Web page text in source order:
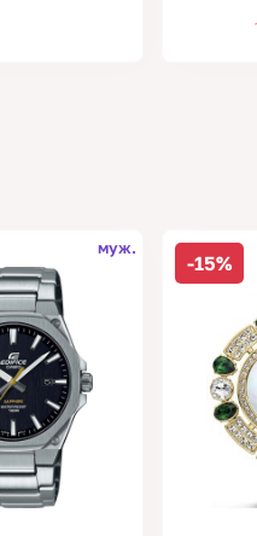
муж.
-15%